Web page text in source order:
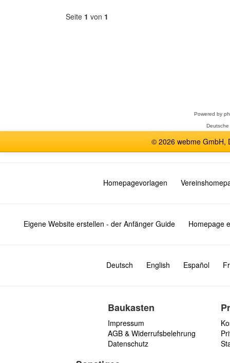
Seite 1 von 1
Powered by
© 2026 webme GmbH,
Homepagevorlagen
Eigene Website erstellen - der Anfänger Guide Homepage
Deutsch English Español
Baukasten
Impressum
AGB & Widerrufsbelehrung
Datenschutz